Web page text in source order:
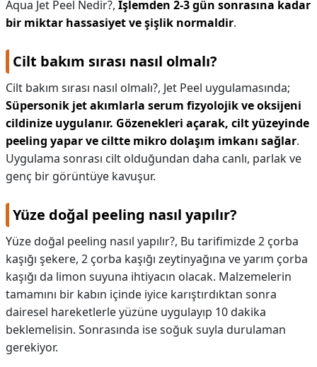
Aqua Jet Peel Nedir?, İşlemden 2-3 gün sonrasına kadar
bir miktar hassasiyet ve şişlik normaldir.
Cilt bakım sırası nasıl olmalı?
Cilt bakım sırası nasıl olmalı?, Jet Peel uygulamasında;
Süpersonik jet akımlarla serum fizyolojik ve oksijeni
cildinize uygulanır. Gözenekleri açarak, cilt yüzeyinde
peeling yapar ve ciltte mikro dolaşım imkanı sağlar.
Uygulama sonrası cilt olduğundan daha canlı, parlak ve
genç bir görüntüye kavuşur.
Yüze doğal peeling nasıl yapılır?
Yüze doğal peeling nasıl yapılır?, Bu tarifimizde 2 çorba
kaşığı şekere, 2 çorba kaşığı zeytinyağına ve yarım çorba
kaşığı da limon suyuna ihtiyacın olacak. Malzemelerin
tamamını bir kabın içinde iyice karıştırdıktan sonra
dairesel hareketlerle yüzüne uygulayıp 10 dakika
beklemelisin. Sonrasında ise soğuk suyla durulaman
gerekiyor.